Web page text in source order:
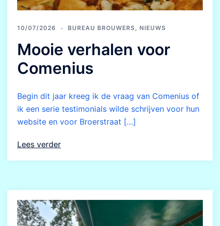
10/07/2026 BUREAU BROUWERS NIEUWS
Mooie verhalen voor
Comenius
Begin dit jaar kreeg ik de vraag van Comenius of
ik een serie testimonials wilde schrijven voor hun
website en voor Broerstraat […]
Lees verder